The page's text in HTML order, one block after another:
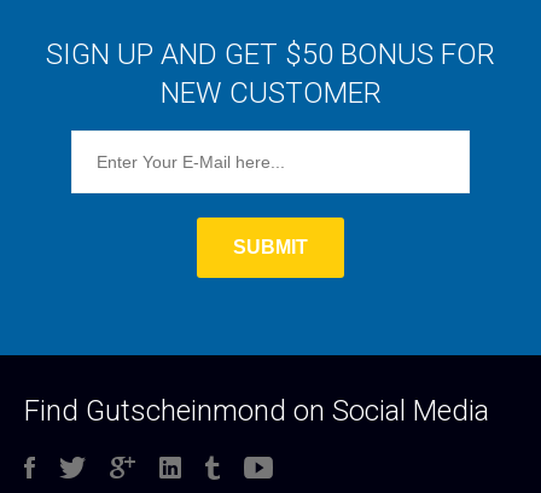
SIGN UP AND GET $50 BONUS FOR
NEW CUSTOMER
Find Gutscheinmond on Social Media